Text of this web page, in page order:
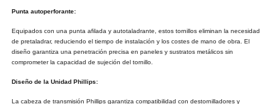
Punta autoperforante:
Equipados con una punta afilada y autotaladrante, estos tornillos eliminan la necesidad
de pretaladrar, reduciendo el tiempo de instalación y los costes de mano de obra. El
diseño garantiza una penetración precisa en paneles y sustratos metálicos sin
comprometer la capacidad de sujeción del tornillo.
Diseño de la Unidad Phillips:
La cabeza de transmisión Phillips garantiza compatibilidad con destornilladores y